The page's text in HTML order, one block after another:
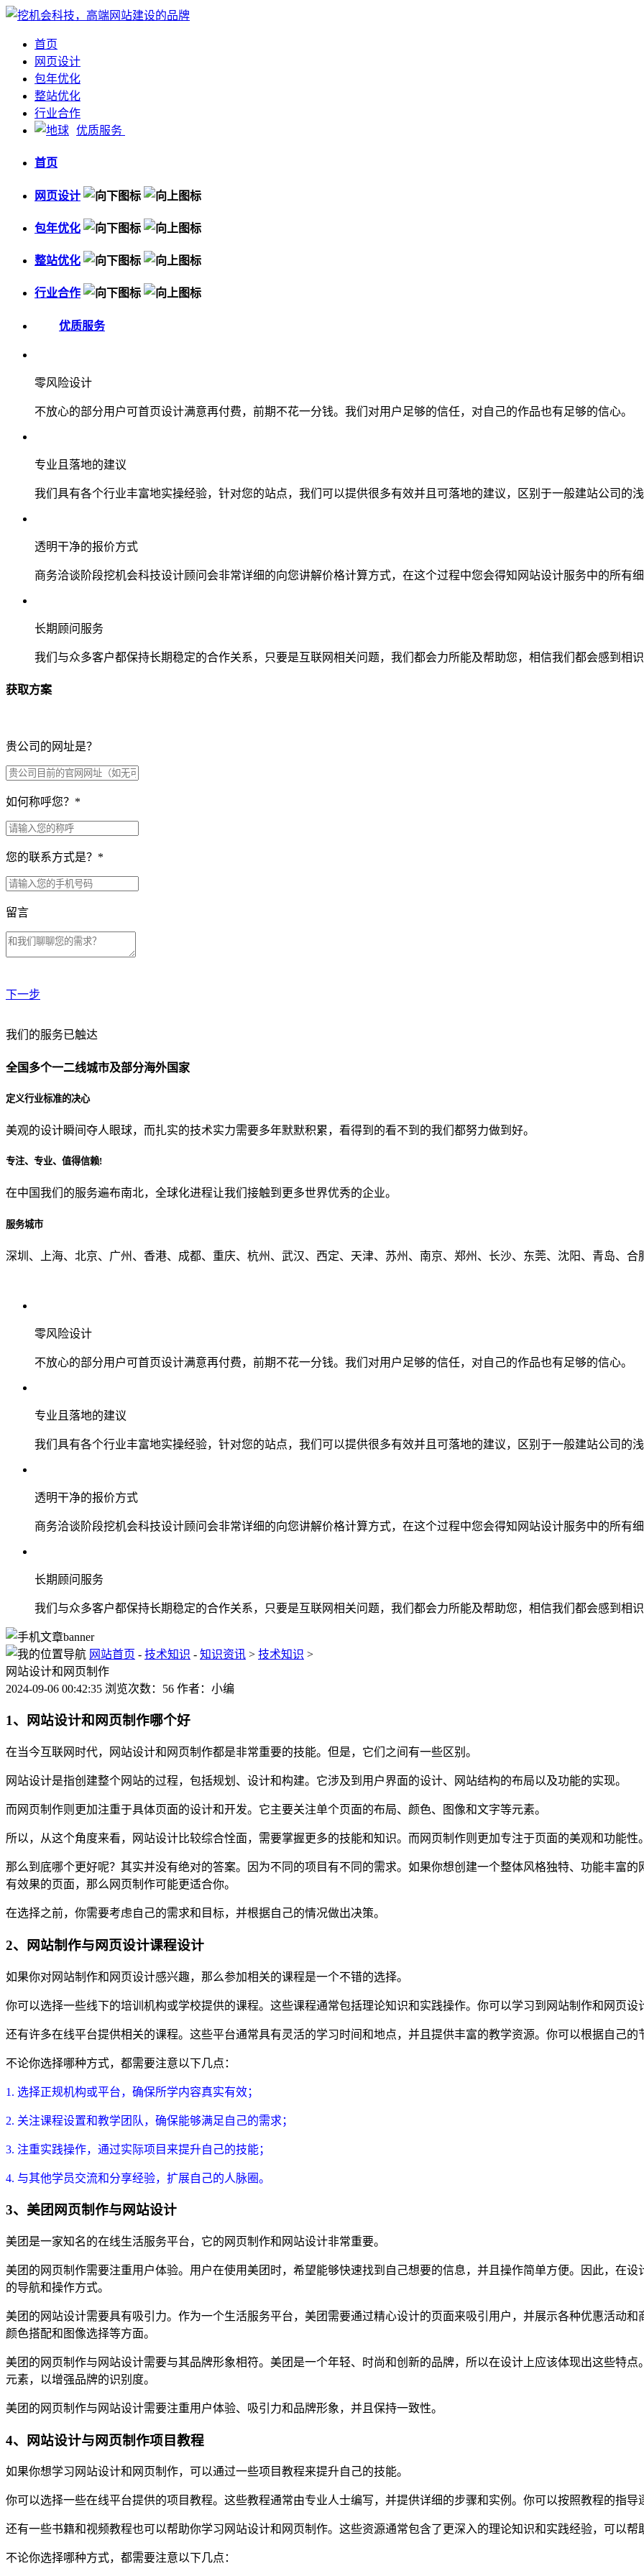
首页
网页设计
包年优化
整站优化
行业合作
优质服务
首页
网页设计
包年优化
整站优化
行业合作
优质服务
零风险设计
不放心的部分用户可首页设计满意再付费，前期不花一分钱。我们对用户足够的信任，对自己的作品也有足够的信心。
专业且落地的建议
我们具有各个行业丰富地实操经验，针对您的站点，我们可以提供很多有效并且可落地的建议，区别于一般建站公司的
透明干净的报价方式
商务洽谈阶段挖机会科技设计顾问会非常详细的向您讲解价格计算方式，在这个过程中您会得知网站设计服务中的所有
长期顾问服务
我们与众多客户都保持长期稳定的合作关系，只要是互联网相关问题，我们都会力所能及帮助您，相信我们都会感到相
获取方案
贵公司的网址是？
如何称呼您？ *
您的联系方式是？ *
留言
下一步
贵公司预算范围是？
贵公司的团队规模是？
从哪里了解到我们？
我们的服务已触达
全国多个一二线城市及部分海外国家
定义行业标准的决心
美观的设计瞬间夺人眼球，而扎实的技术实力需要多年默默积累，看得到的看不到的我们都努力做到好。
专注、专业、值得信赖!
在中国我们的服务遍布南北，全球化进程让我们接触到更多世界优秀的企业。
服务城市
深圳、上海、北京、广州、香港、成都、重庆、杭州、武汉、西定、天津、苏州、南京、郑州、长沙、东莞、沈阳、青岛、合
零风险设计
不放心的部分用户可首页设计满意再付费，前期不花一分钱。我们对用户足够的信任，对自己的作品也有足够的信心。
专业且落地的建议
我们具有各个行业丰富地实操经验，针对您的站点，我们可以提供很多有效并且可落地的建议，区别于一般建站公司的
透明干净的报价方式
商务洽谈阶段挖机会科技设计顾问会非常详细的向您讲解价格计算方式，在这个过程中您会得知网站设计服务中的所有
长期顾问服务
我们与众多客户都保持长期稳定的合作关系，只要是互联网相关问题，我们都会力所能及帮助您，相信我们都会感到相
网站首页 - 技术知识 - 知识资讯 > 技术知识 >
网站设计和网页制作
2024-09-06 00:42:35 浏览次数：56 作者：小编
1、网站设计和网页制作哪个好
在当今互联网时代，网站设计和网页制作都是非常重要的技能。但是，它们之间有一些区别。
网站设计是指创建整个网站的过程，包括规划、设计和构建。它涉及到用户界面的设计、网站结构的布局以及功能的实现。
而网页制作则更加注重于具体页面的设计和开发。它主要关注单个页面的布局、颜色、图像和文字等元素。
所以，从这个角度来看，网站设计比较综合恮面，需要掌握更多的技能和知识。而网页制作则更加专注于页面的美观和功能性
那么到底哪个更好呢？其实并没有绝对的答案。因为不同的项目有不同的需求。如果你想创建一个整体风格独特、功能丰富
有效果的页面，那么网页制作可能更适合你。
在选择之前，你需要考虑自己的需求和目标，并根据自己的情况做出决策。
2、网站制作与网页设计课程设计
如果你对网站制作和网页设计感兴趣，那么参加相关的课程是一个不错的选择。
你可以选择一些线下的培训机构或学校提供的课程。这些课程通常包括理论知识和实践操作。你可以学习到网站制作和网页
还有许多在线平台提供相关的课程。这些平台通常具有灵活的学习时间和地点，并且提供丰富的教学资源。你可以根据自己
不论你选择哪种方式，都需要注意以下几点：
1. 选择正规机构或平台，确保所学内容真实有效；
2. 关注课程设置和教学团队，确保能够满足自己的需求；
3. 注重实践操作，通过实际项目来提升自己的技能；
4. 与其他学员交流和分享经验，扩展自己的人脉圈。
3、美团网页制作与网站设计
美团是一家知名的在线生活服务平台，它的网页制作和网站设计非常重要。
美团的网页制作需要注重用户体验。用户在使用美团时，希望能够快速找到自己想要的信息，并且操作简单方便。因此，在
的导航和操作方式。
美团的网站设计需要具有吸引力。作为一个生活服务平台，美团需要通过精心设计的页面来吸引用户，并展示各种优惠活动
颜色搭配和图像选择等方面。
美团的网页制作与网站设计需要与其品牌形象相符。美团是一个年轻、时尚和创新的品牌，所以在设计上应该体现出这些特
元素，以增强品牌的识别度。
美团的网页制作与网站设计需要注重用户体验、吸引力和品牌形象，并且保持一致性。
4、网站设计与网页制作项目教程
如果你想学习网站设计和网页制作，可以通过一些项目教程来提升自己的技能。
你可以选择一些在线平台提供的项目教程。这些教程通常由专业人士编写，并提供详细的步骤和实例。你可以按照教程的指
还有一些书籍和视频教程也可以帮助你学习网站设计和网页制作。这些资源通常包含了更深入的理论知识和实践经验，可以
不论你选择哪种方式，都需要注意以下几点：